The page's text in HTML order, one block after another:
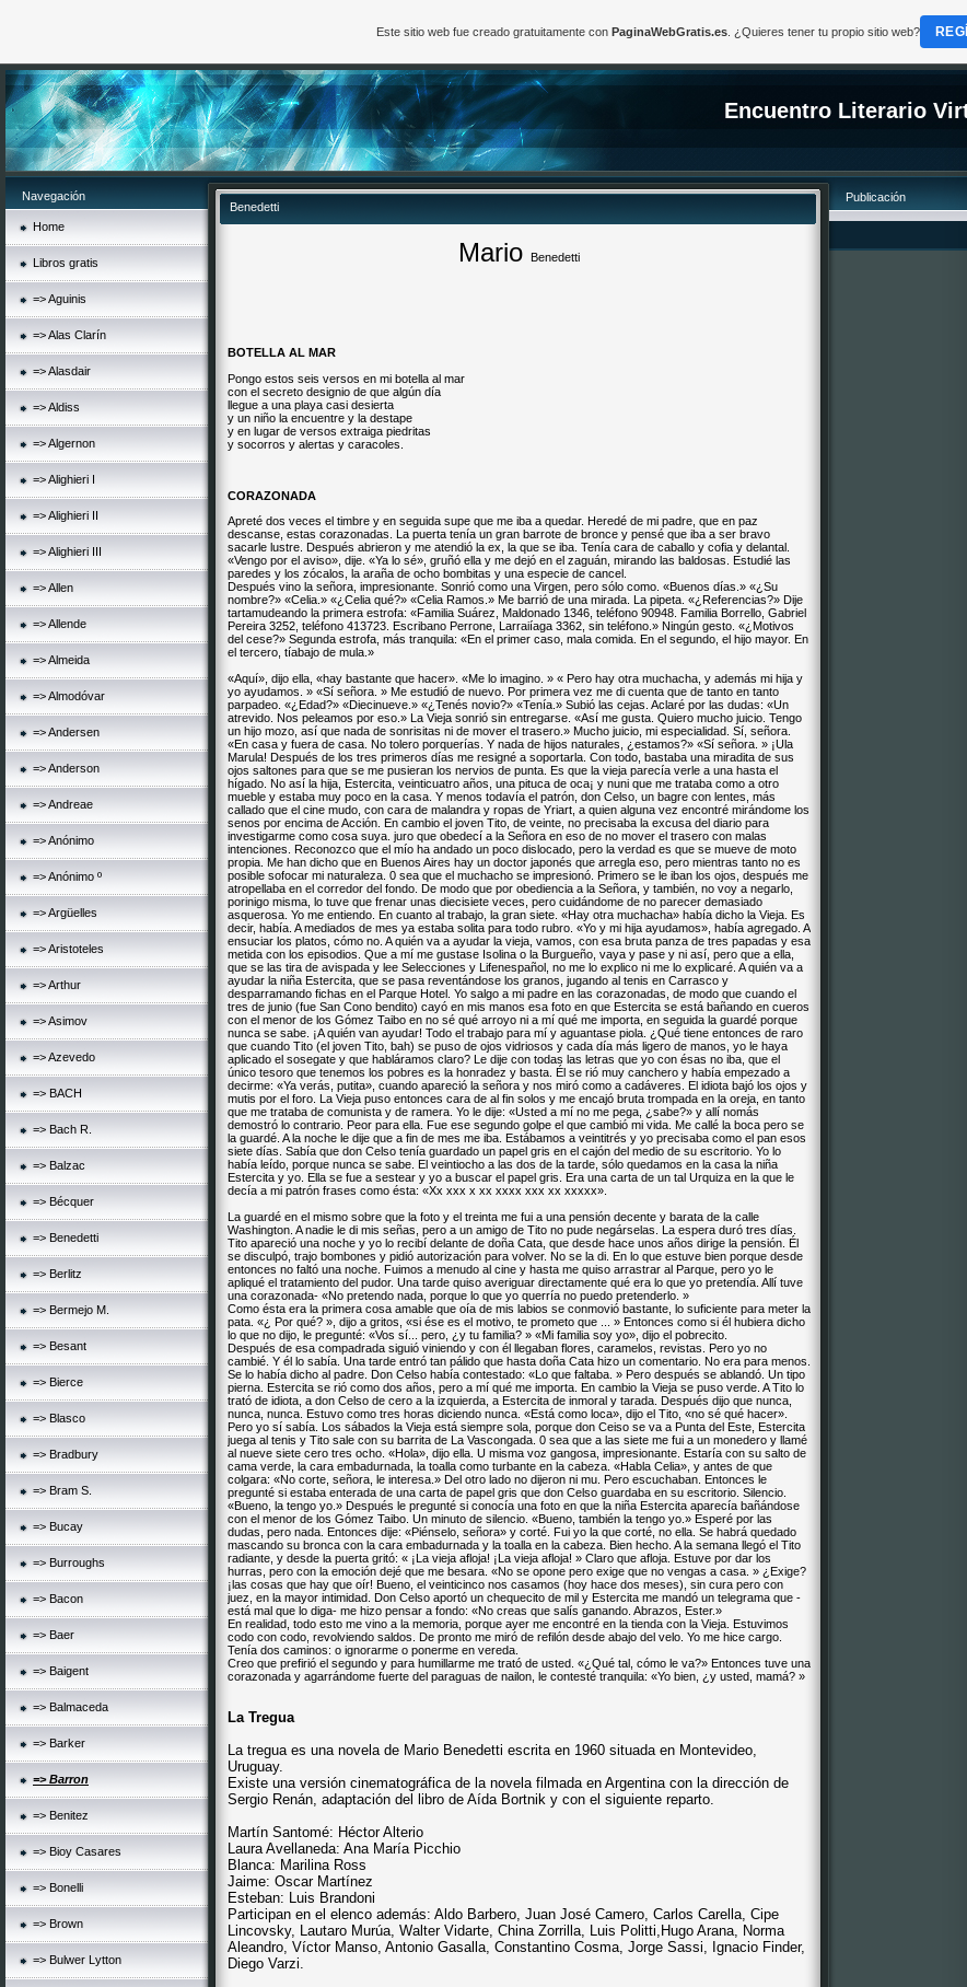
Encuentro Literario
Navegación
Home
Libros gratis
=> Aguinis
=> Alas Clarín
=> Alasdair
=> Aldiss
=> Algernon
=> Alighieri I
=> Alighieri II
=> Alighieri III
=> Allen
=> Allende
=> Almeida
=> Almodóvar
=> Andersen
=> Anderson
=> Andreae
=> Anónimo
=> Anónimo º
=> Argüelles
=> Aristoteles
=> Arthur
=> Asimov
=> Azevedo
=> BACH
=> Bach R.
=> Balzac
=> Bécquer
=> Benedetti
=> Berlitz
=> Bermejo M.
=> Besant
=> Bierce
=> Blasco
=> Bradbury
=> Bram S.
=> Bucay
=> Burroughs
=> Bacon
=> Baer
=> Baigent
=> Balmaceda
=> Barker
=> Barron
=> Benitez
=> Bioy Casares
=> Bonelli
=> Brown
=> Bulwer Lytton
Benedetti
Mario Benedetti
BOTELLA AL MAR
Pongo estos seis versos en mi botella al mar
con el secreto designio de que algún día
llegue a una playa casi desierta
y un niño la encuentre y la destape
y en lugar de versos extraiga piedritas
y socorros y alertas y caracoles.
CORAZONADA
Apreté dos veces el timbre y en seguida supe que me iba a quedar. Heredé de mi padre, que en paz
descanse, estas corazonadas. La puerta tenía un gran barrote de bronce y pensé que iba a ser bravo
sacarle lustre. Después abrieron y me atendió la ex, la que se iba. Tenía cara de caballo y cofia y delantal.
«Vengo por el aviso», dije. «Ya lo sé», gruñó ella y me dejó en el zaguán, mirando las baldosas. Estudié las
paredes y los zócalos, la araña de ocho bombitas y una especie de cancel.
Después vino la señora, impresionante. Sonrió como una Virgen, pero sólo como. «Buenos días.» «¿Su
nombre?» «Celia.» «¿Celia qué?» «Celia Ramos.» Me barrió de una mirada. La pipeta. «¿Referencias?» Dije
tartamudeando la primera estrofa: «Familia Suárez, Maldonado 1346, teléfono 90948. Familia Borrello, Gabriel
Pereira 3252, teléfono 413723. Escribano Perrone, Larraiíaga 3362, sin teléfono.» Ningún gesto. «¿Motivos
del cese?» Segunda estrofa, más tranquila: «En el primer caso, mala comida. En el segundo, el hijo mayor. En
el tercero, tíabajo de mula.»
«Aquí», dijo ella, «hay bastante que hacer». «Me lo imagino. » « Pero hay otra muchacha, y además mi hija y
yo ayudamos. » «Sí señora. » Me estudió de nuevo. Por primera vez me di cuenta que de tanto en tanto
parpadeo. «¿Edad?» «Diecinueve.» «¿Tenés novio?» «Tenía.» Subió las cejas. Aclaré por las dudas: «Un
atrevido. Nos peleamos por eso.» La Vieja sonrió sin entregarse. «Así me gusta. Quiero mucho juicio. Tengo
un hijo mozo, así que nada de sonrisitas ni de mover el trasero.» Mucho juicio, mi especialidad. Sí, señora.
«En casa y fuera de casa. No tolero porquerías. Y nada de hijos naturales, ¿estamos?» «Sí señora. » ¡Ula
Marula! Después de los tres primeros días me resigné a soportarla. Con todo, bastaba una miradita de sus
ojos saltones para que se me pusieran los nervios de punta. Es que la vieja parecía verle a una hasta el
hígado. No así la hija, Estercita, veinticuatro años, una pituca de oca¡ y nuni que me trataba como a otro
mueble y estaba muy poco en la casa. Y menos todavía el patrón, don Celso, un bagre con lentes, más
callado que el cine mudo, con cara de malandra y ropas de Yriart, a quien alguna vez encontré mirándome los
senos por encima de Acción. En cambio el joven Tito, de veinte, no precisaba la excusa del diario para
investigarme como cosa suya. juro que obedecí a la Señora en eso de no mover el trasero con malas
intenciones. Reconozco que el mío ha andado un poco dislocado, pero la verdad es que se mueve de moto
propia. Me han dicho que en Buenos Aires hay un doctor japonés que arregla eso, pero mientras tanto no es
posible sofocar mi naturaleza. 0 sea que el muchacho se impresionó. Primero se le iban los ojos, después me
atropellaba en el corredor del fondo. De modo que por obediencia a la Señora, y también, no voy a negarlo,
porinigo misma, lo tuve que frenar unas diecisiete veces, pero cuidándome de no parecer demasiado
asquerosa. Yo me entiendo. En cuanto al trabajo, la gran siete. «Hay otra muchacha» había dicho la Vieja. Es
decir, había. A mediados de mes ya estaba solita para todo rubro. «Yo y mi hija ayudamos», había agregado. A
ensuciar los platos, cómo no. A quién va a ayudar la vieja, vamos, con esa bruta panza de tres papadas y esa
metida con los episodios. Que a mí me gustase Isolina o la Burgueño, vaya y pase y ni así, pero que a ella,
que se las tira de avispada y lee Selecciones y Lifenespañol, no me lo explico ni me lo explicaré. A quién va a
ayudar la niña Estercita, que se pasa reventándose los granos, jugando al tenis en Carrasco y
desparramando fichas en el Parque Hotel. Yo salgo a mi padre en las corazonadas, de modo que cuando el
tres de junio (fue San Cono bendito) cayó en mis manos esa foto en que Estercita se está bañando en cueros
con el menor de los Gómez Taibo en no sé qué arroyo ni a mí qué me importa, en seguida la guardé porque
nunca se sabe. ¡A quién van ayudar! Todo el trabajo para mí y aguantase piola. ¿Qué tiene entonces de raro
que cuando Tito (el joven Tito, bah) se puso de ojos vidriosos y cada día más ligero de manos, yo le haya
aplicado el sosegate y que habláramos claro? Le dije con todas las letras que yo con ésas no iba, que el
único tesoro que tenemos los pobres es la honradez y basta. Él se rió muy canchero y había empezado a
decirme: «Ya verás, putita», cuando apareció la señora y nos miró como a cadáveres. El idiota bajó los ojos y
mutis por el foro. La Vieja puso entonces cara de al fin solos y me encajó bruta trompada en la oreja, en tanto
que me trataba de comunista y de ramera. Yo le dije: «Usted a mí no me pega, ¿sabe?» y allí nomás
demostró lo contrario. Peor para ella. Fue ese segundo golpe el que cambió mi vida. Me callé la boca pero se
la guardé. A la noche le dije que a fin de mes me iba. Estábamos a veintitrés y yo precisaba como el pan esos
siete días. Sabía que don Celso tenía guardado un papel gris en el cajón del medio de su escritorio. Yo lo
había leído, porque nunca se sabe. El veintiocho a las dos de la tarde, sólo quedamos en la casa la niña
Estercita y yo. Ella se fue a sestear y yo a buscar el papel gris. Era una carta de un tal Urquiza en la que le
decía a mi patrón frases como ésta: «Xx xxx x xx xxxx xxx xx xxxxx».
La guardé en el mismo sobre que la foto y el treinta me fui a una pensión decente y barata de la calle
Washington. A nadie le di mis señas, pero a un amigo de Tito no pude negárselas. La espera duró tres días.
Tito apareció una noche y yo lo recibí delante de doña Cata, que desde hace unos años dirige la pensión. Él
se disculpó, trajo bombones y pidió autorización para volver. No se la di. En lo que estuve bien porque desde
entonces no faltó una noche. Fuimos a menudo al cine y hasta me quiso arrastrar al Parque, pero yo le
apliqué el tratamiento del pudor. Una tarde quiso averiguar directamente qué era lo que yo pretendía. Allí tuve
una corazonada- «No pretendo nada, porque lo que yo querría no puedo pretenderlo. »
Como ésta era la primera cosa amable que oía de mis labios se conmovió bastante, lo suficiente para meter la
pata. «¿ Por qué? », dijo a gritos, «si ése es el motivo, te prometo que ... » Entonces como si él hubiera dicho
lo que no dijo, le pregunté: «Vos sí... pero, ¿y tu familia? » «Mi familia soy yo», dijo el pobrecito.
Después de esa compadrada siguió viniendo y con él llegaban flores, caramelos, revistas. Pero yo no
cambié. Y él lo sabía. Una tarde entró tan pálido que hasta doña Cata hizo un comentario. No era para menos.
Se lo había dicho al padre. Don Celso había contestado: «Lo que faltaba. » Pero después se ablandó. Un tipo
pierna. Estercita se rió como dos años, pero a mí qué me importa. En cambio la Vieja se puso verde. A Tito lo
trató de idiota, a don Celso de cero a la izquierda, a Estercita de inmoral y tarada. Después dijo que nunca,
nunca, nunca. Estuvo como tres horas diciendo nunca. «Está como loca», dijo el Tito, «no sé qué hacer».
Pero yo sí sabía. Los sábados la Vieja está siempre sola, porque don Ceiso se va a Punta del Este, Estercita
juega al tenis y Tito sale con su barrita de La Vascongada. 0 sea que a las siete me fui a un monedero y llamé
al nueve siete cero tres ocho. «Hola», dijo ella. U misma voz gangosa, impresionante. Estaría con su salto de
cama verde, la cara embadurnada, la toalla como turbante en la cabeza. «Habla Celia», y antes de que
colgara: «No corte, señora, le interesa.» Del otro lado no dijeron ni mu. Pero escuchaban. Entonces le
pregunté si estaba enterada de una carta de papel gris que don Celso guardaba en su escritorio. Silencio.
«Bueno, la tengo yo.» Después le pregunté si conocía una foto en que la niña Estercita aparecía bañándose
con el menor de los Gómez Taibo. Un minuto de silencio. «Bueno, también la tengo yo.» Esperé por las
dudas, pero nada. Entonces dije: «Piénselo, señora» y corté. Fui yo la que corté, no ella. Se habrá quedado
mascando su bronca con la cara embadurnada y la toalla en la cabeza. Bien hecho. A la semana llegó el Tito
radiante, y desde la puerta gritó: « ¡La vieja afloja! ¡La vieja afloja! » Claro que afloja. Estuve por dar los
hurras, pero con la emoción dejé que me besara. «No se opone pero exige que no vengas a casa. » ¿Exige?
¡las cosas que hay que oír! Bueno, el veinticinco nos casamos (hoy hace dos meses), sin cura pero con
juez, en la mayor intimidad. Don Celso aportó un chequecito de mil y Estercita me mandó un telegrama que -
está mal que lo diga- me hizo pensar a fondo: «No creas que salís ganando. Abrazos, Ester.»
En realidad, todo esto me vino a la memoria, porque ayer me encontré en la tienda con la Vieja. Estuvimos
codo con codo, revolviendo saldos. De pronto me miró de refilón desde abajo del velo. Yo me hice cargo.
Tenía dos caminos: o ignorarme o ponerme en vereda.
Creo que prefirió el segundo y para humillarme me trató de usted. «¿Qué tal, cómo le va?» Entonces tuve una
corazonada y agarrándome fuerte del paraguas de nailon, le contesté tranquila: «Yo bien, ¿y usted, mamá? »
La Tregua
La tregua es una novela de Mario Benedetti escrita en 1960 situada en Montevideo,
Uruguay.
Existe una versión cinematográfica de la novela filmada en Argentina con la dirección de
Sergio Renán, adaptación del libro de Aída Bortnik y con el siguiente reparto.
Martín Santomé: Héctor Alterio
Laura Avellaneda: Ana María Picchio
Blanca: Marilina Ross
Jaime: Oscar Martínez
Esteban: Luis Brandoni
Participan en el elenco además: Aldo Barbero, Juan José Camero, Carlos Carella, Cipe
Lincovsky, Lautaro Murúa, Walter Vidarte, China Zorrilla, Luis Politti,Hugo Arana, Norma
Aleandro, Víctor Manso, Antonio Gasalla, Constantino Cosma, Jorge Sassi, Ignacio Finder,
Diego Varzi.
Publicación
Este sitio web fue creado gratuitamente con PaginaWebGratis.es. ¿Quieres tener tu propio sitio web?